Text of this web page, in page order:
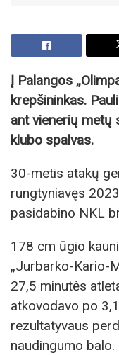
Į Palangos
krepšininkas.
ant vienerių metų
klubo spalvas.
30-metis atakų
rungtyniavęs
pasidabino NKL
178 cm ūgio
„Jurbarko-Kario-
27,5 minutės
atkovodavo po
rezultatyvaus
naudingumo balo.